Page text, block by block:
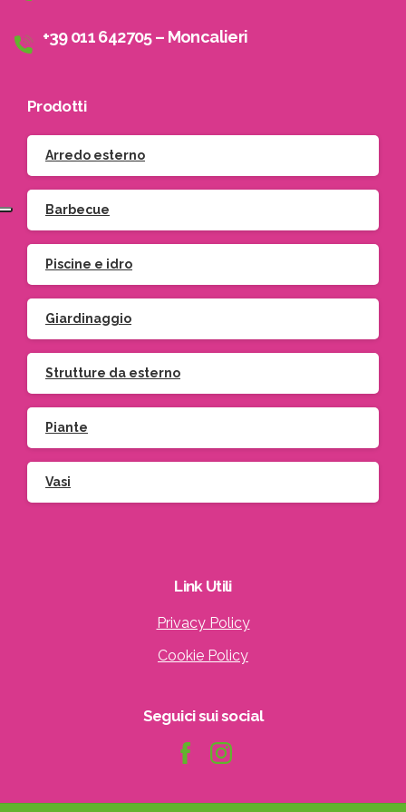
+39 011 642705 – Moncalieri
Prodotti
Arredo esterno
Barbecue
Piscine e idro
Giardinaggio
Strutture da esterno
Piante
Vasi
Link Utili
Privacy Policy
Cookie Policy
Seguicisuisocial